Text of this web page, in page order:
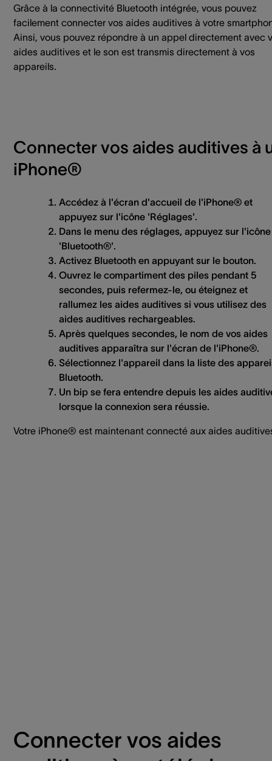
Grâce à la connectivité Bluetooth intégrée, vous pouvez
facilement connecter vos aides auditives à votre
Ainsi, vous pouvez répondre à un appel directement avec
aides auditives et le son est transmis directement à vos
appareils.
Connecter vos aides auditives à
iPhone®
Accédez à l'écran d'accueil de l'iPhone® et
appuyez sur l'icône 'Réglages'.
Dans le menu des réglages, appuyez sur l'icône
'Bluetooth®'.
Activez Bluetooth en appuyant sur le bouton.
Ouvrez le compartiment des piles pendant 5
secondes, puis refermez-le, ou éteignez et
rallumez les aides auditives si vous utilisez des
aides auditives rechargeables.
Après quelques secondes, le nom de vos aides
auditives apparaîtra sur l'écran de l'iPhone®.
Sélectionnez l'appareil dans la liste des
Bluetooth.
Un bip se fera entendre depuis les aides
lorsque la connexion sera réussie.
Votre iPhone® est maintenant connecté aux aides
Connecter vos aides